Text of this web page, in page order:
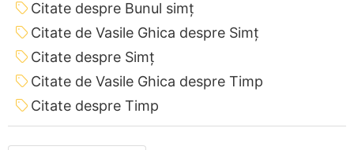
Citate despre Bunul simț
Citate de Vasile Ghica despre Simț
Citate despre Simț
Citate de Vasile Ghica despre Timp
Citate despre Timp